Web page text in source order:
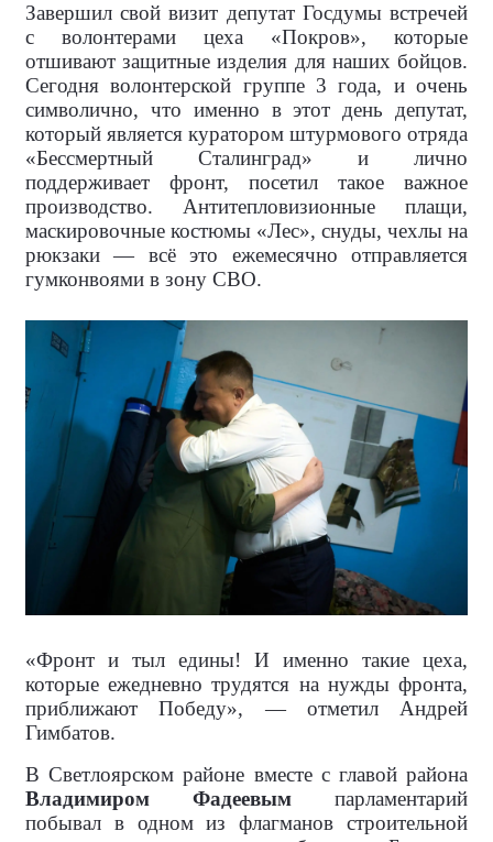
Завершил свой визит депутат Госдумы встречей
с волонтерами цеха «Покров», которые
отшивают защитные изделия для наших бойцов.
Сегодня волонтерской группе 3 года, и очень
символично, что именно в этот день депутат,
который является куратором штурмового отряда
«Бессмертный Сталинград» и лично
поддерживает фронт, посетил такое важное
производство. Антитепловизионные плащи,
маскировочные костюмы «Лес», снуды, чехлы на
рюкзаки — всё это ежемесячно отправляется
гумконвоями в зону СВО.
«Фронт и тыл едины! И именно такие цеха,
которые ежедневно трудятся на нужды фронта,
приближают Победу», — отметил Андрей
Гимбатов.
В Светлоярском районе вместе с главой района
Владимиром Фадеевым парламентарий
побывал в одном из флагманов строительной